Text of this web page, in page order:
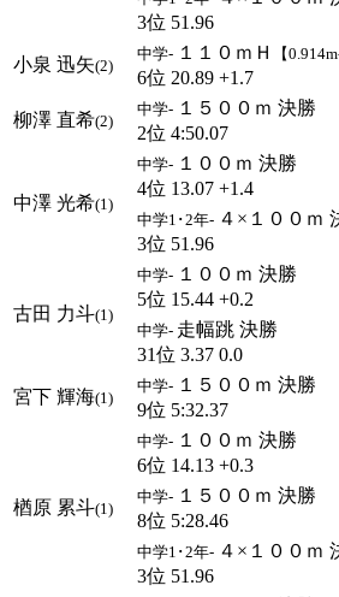
3位 51.96
小泉 迅矢(2)
中学- １１０ｍＨ 【
6位 20.89 +1.7
柳澤 直希(2)
中学- １５００ｍ 決勝
2位 4:50.07
中澤 光希(1)
中学- １００ｍ 決勝
4位 13.07 +1.4
中学1･2年- ４×１００ｍ
3位 51.96
古田 力斗(1)
中学- １００ｍ 決勝
5位 15.44 +0.2
中学- 走幅跳 決勝
31位 3.37 0.0
宮下 輝海(1)
中学- １５００ｍ 決勝
9位 5:32.37
楢原 累斗(1)
中学- １００ｍ 決勝
6位 14.13 +0.3
中学- １５００ｍ 決勝
8位 5:28.46
中学1･2年- ４×１００ｍ
3位 51.96